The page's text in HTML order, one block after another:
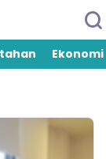
Ekonomi